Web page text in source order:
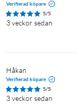
Verifierad köpare
5/5
3 veckor sedan
Håkan
Verifierad köpare
5/5
3 veckor sedan